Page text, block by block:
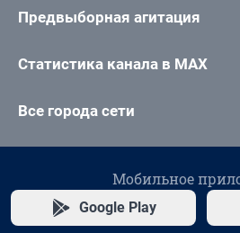
Предвыборная агитация
Статистика канала в MAX
Все города сети
Мобильное
Google Play